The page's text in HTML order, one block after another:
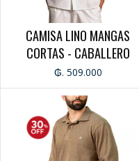
CAMISA LINO MANGAS
CORTAS - CABALLERO
₲. 509.000